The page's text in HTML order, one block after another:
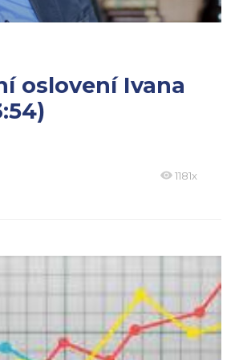
oslovení Ivana
1181x